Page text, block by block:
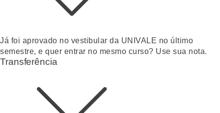
Já foi aprovado no vestibular da UNIVALE no último
semestre, e quer entrar no mesmo curso? Use sua nota.
Transferência